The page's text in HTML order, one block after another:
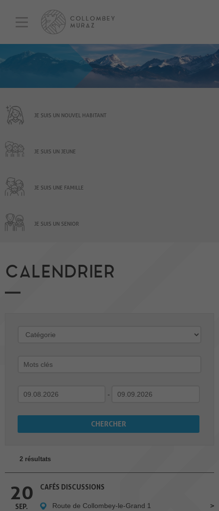
JE SUIS UN NOUVEL HABITANT
JE SUIS UN JEUNE
JE SUIS UNE FAMILLE
JE SUIS UN SENIOR
CALENDRIER
-
2 résultats
20
SEP.
CAFÉS DISCUSSIONS
Route de Collombey-le-Grand 1